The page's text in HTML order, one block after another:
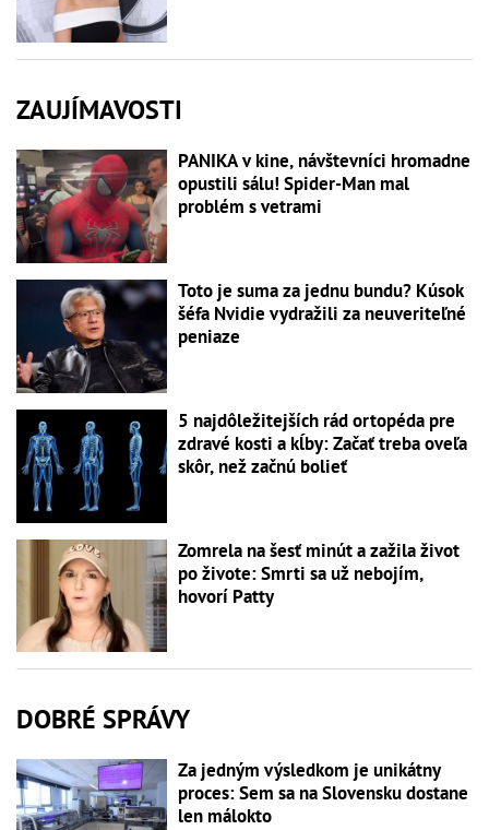
ZAUJÍMAVOSTI
PANIKA v kine, návštevníci hromadne
opustili sálu! Spider-Man mal
problém s vetrami
Toto je suma za jednu bundu? Kúsok
šéfa Nvidie vydražili za neuveriteľné
peniaze
5 najdôležitejších rád ortopéda pre
zdravé kosti a kĺby: Začať treba oveľa
skôr, než začnú bolieť
Zomrela na šesť minút a zažila život
po živote: Smrti sa už nebojím,
hovorí Patty
DOBRÉ SPRÁVY
Za jedným výsledkom je unikátny
proces: Sem sa na Slovensku dostane
len málokto